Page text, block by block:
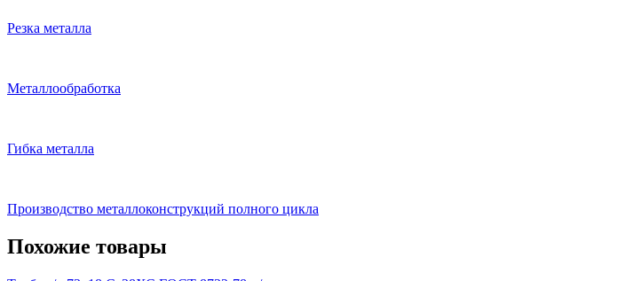
Резка металла
Металлообработка
Гибка металла
Производство металлоконструкций полного цикла
Похожие товары